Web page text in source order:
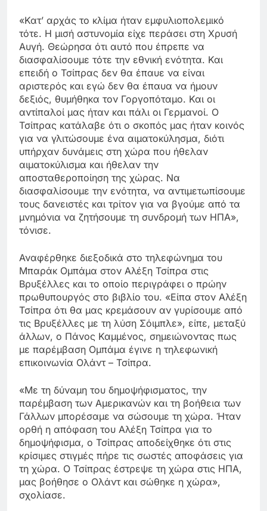
«Κατ’ αρχάς το κλίμα ήταν εμφυλιοπολεμικό
τότε. Η μισή αστυνομία είχε περάσει στη Χρυσή
Αυγή. Θεώρησα ότι αυτό που έπρεπε να
διασφαλίσουμε τότε την εθνική ενότητα. Και
επειδή ο Τσίπρας δεν θα έπαυε να είναι
αριστερός και εγώ δεν θα έπαυα να ήμουν
δεξιός, θυμήθηκα τον Γοργοπόταμο. Και οι
αντίπαλοί μας ήταν και πάλι οι Γερμανοί. Ο
Τσίπρας κατάλαβε ότι ο σκοπός μας ήταν κοινός
για να γλιτώσουμε ένα αιματοκύλησμα, διότι
υπήρχαν δυνάμεις στη χώρα που ήθελαν
αιματοκύλισμα και ήθελαν την
αποσταθεροποίηση της χώρας. Να
διασφαλίσουμε την ενότητα, να αντιμετωπίσουμε
τους δανειστές και τρίτον για να βγούμε από τα
μνημόνια να ζητήσουμε τη συνδρομή των ΗΠΑ»,
τόνισε.
Αναφέρθηκε διεξοδικά στο τηλεφώνημα του
Μπαράκ Ομπάμα στον Αλέξη Τσίπρα στις
Βρυξέλλες και το οποίο περιγράφει ο πρώην
πρωθυπουργός στο βιβλίο του. «Είπα στον Αλέξη
Τσίπρα ότι θα μας κρεμάσουν αν γυρίσουμε από
τις Βρυξέλλες με τη λύση Σόιμπλε», είπε, μεταξύ
άλλων, ο Πάνος Καμμένος, σημειώνοντας πως
με παρέμβαση Ομπάμα έγινε η τηλεφωνική
επικοινωνία Ολάντ – Τσίπρα.
«Με τη δύναμη του δημοψήφισματος, την
παρέμβαση των Αμερικανών και τη βοήθεια των
Γάλλων μπορέσαμε να σώσουμε τη χώρα. Ήταν
ορθή η απόφαση του Αλέξη Τσίπρα για το
δημοψήφισμα, ο Τσίπρας αποδείχθηκε ότι στις
κρίσιμες στιγμές πήρε τις σωστές αποφάσεις για
τη χώρα. Ο Τσίπρας έστρεψε τη χώρα στις ΗΠΑ,
μας βοήθησε ο Ολάντ και σώθηκε η χώρα»,
σχολίασε.